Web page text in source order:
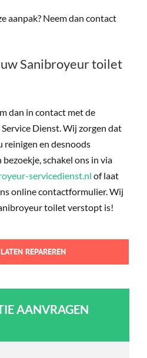
aanpak? Neem dan contact
uw Sanibroyeur toilet
dan in contact met de
Dienst. Wij zorgen dat
reinigen en desnoods
schakel ons in via
servicedienst.nl of laat
online contactformulier. Wij
toilet verstopt is!
REPAREREN
AANVRAGEN